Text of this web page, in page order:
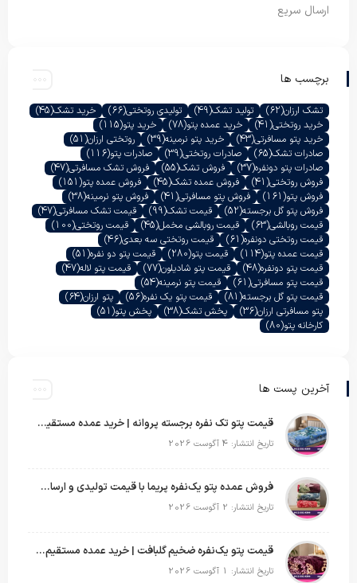
ارسال سریع
برچسب ها
تشک ارزان(62) تولید تشک(49) تولیدی روتختی(66) خرید تشک(45)
خرید روتختی(41) خرید عمده پتو(78) خرید پتو(115)
خرید پتو مسافرتی(43) خرید پتو نرمینه(39) روتختی ارزان(51)
صادرات تشک(65) صادرات روتختی(39) صادرات پتو(116)
صادرات پتو دونفره(37) فروش تشک(55) فروش تشک مسافرتی(47)
فروش روتختی(41) فروش عمده تشک(45) فروش عمده پتو(151)
فروش پتو(161) فروش پتو مسافرتی(41) فروش پتو نرمینه(38)
فروش پتو گل برجسته(52) قیمت تشک(99) قیمت تشک مسافرتی(47)
قیمت روبالشی(63) قیمت روبالشی مخمل(45) قیمت روتختی(100)
قیمت روتختی دونفره(61) قیمت روتختی سه بعدی(46)
قیمت عمده پتو(114) قیمت پتو(280) قیمت پتو دو نفره(51)
قیمت پتو دونفره(48) قیمت پتو شادیلون(77) قیمت پتو لاله(47)
قیمت پتو مسافرتی(61) قیمت پتو نرمینه(54)
قیمت پتو گل برجسته(81) قیمت پتو یک نفره(56) پتو ارزان(64)
پتو مسافرتی ارزان(36) پخش تشک(38) پخش پتو(51)
کارخانه پتو(80)
آخرین پست ها
قیمت پتو تک نفره برجسته پروانه | خرید عمده مستقیم با بهترین قیمت بازار
تاریخ انتشار: 4 آگوست 2026
فروش عمده پتو یک‌نفره پریما با قیمت تولیدی و ارسال به سراسر کشور
تاریخ انتشار: 2 آگوست 2026
قیمت پتو یک‌نفره ضخیم گلبافت | خرید عمده مستقیم با بهترین قیمت
تاریخ انتشار: 1 آگوست 2026